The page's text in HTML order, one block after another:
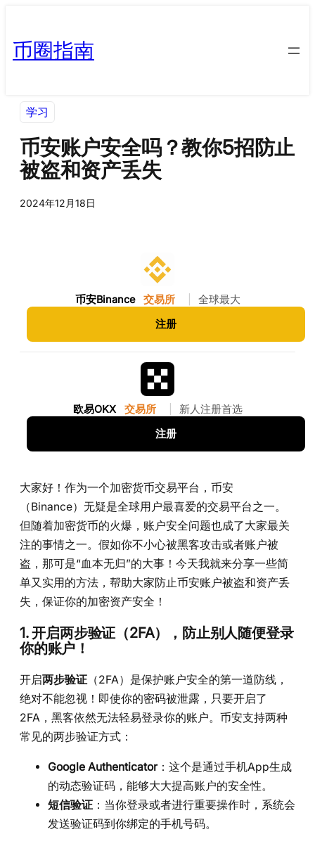
币圈指南
学习
币安账户安全吗？教你5招防止
被盗和资产丢失
2024年12月18日
币安Binance 交易所 全球最大
注册
欧易OKX 交易所 新人注册首选
注册
大家好！作为一个加密货币交易平台，币安
（Binance）无疑是全球用户最喜爱的交易平台之一。
但随着加密货币的火爆，账户安全问题也成了大家最关
注的事情之一。假如你不小心被黑客攻击或者账户被
盗，那可是“血本无归”的大事！今天我就来分享一些简
单又实用的方法，帮助大家防止币安账户被盗和资产丢
失，保证你的加密资产安全！
1. 开启两步验证（2FA），防止别人随便登录
你的账户！
开启两步验证 （2FA）是保护账户安全的第一道防线，
绝对不能忽视！即使你的密码被泄露，只要开启了
2FA，黑客依然无法轻易登录你的账户。币安支持两种
常见的两步验证方式：
Google Authenticator：这个是通过手机App生成
的动态验证码，能够大大提高账户的安全性。
短信验证 ：当你登录或者进行重要操作时，系统会
发送验证码到你绑定的手机号码。